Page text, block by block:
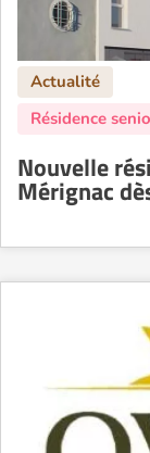
Nouvelle
Mérignac